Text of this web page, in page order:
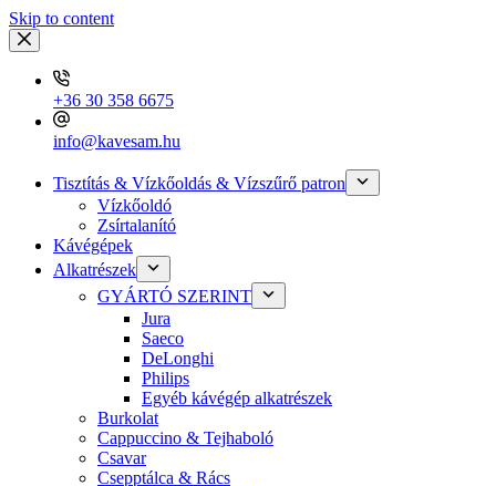
Skip to content
+36 30 358 6675
info@kavesam.hu
Tisztítás & Vízkőoldás & Vízszűrő patron
Vízkőoldó
Zsírtalanító
Kávégépek
Alkatrészek
GYÁRTÓ SZERINT
Jura
Saeco
DeLonghi
Philips
Egyéb kávégép alkatrészek
Burkolat
Cappuccino & Tejhaboló
Csavar
Csepptálca & Rács